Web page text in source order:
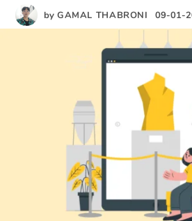
by GAMAL THABRONI 09-01-